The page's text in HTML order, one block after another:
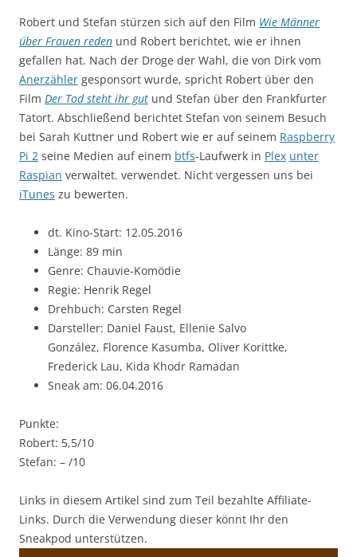
Robert und Stefan stürzen sich auf den Film Wie Männer
über Frauen reden und Robert berichtet, wie er ihnen
gefallen hat. Nach der Droge der Wahl, die von Dirk vom
Anerzähler gesponsort wurde, spricht Robert über den
Film Der Tod steht ihr gut und Stefan über den Frankfurter
Tatort. Abschließend berichtet Stefan von seinem Besuch
bei Sarah Kuttner und Robert wie er auf seinem Raspberry
Pi 2 seine Medien auf einem btfs-Laufwerk in Plex unter
Raspian verwaltet. verwendet. Nicht vergessen uns bei
iTunes zu bewerten.
dt. Kino-Start: 12.05.2016
Länge: 89 min
Genre: Chauvie-Komödie
Regie: Henrik Regel
Drehbuch: Carsten Regel
Darsteller: Daniel Faust, Ellenie Salvo
González, Florence Kasumba, Oliver Korittke,
Frederick Lau, Kida Khodr Ramadan
Sneak am: 06.04.2016
Punkte:
Robert: 5,5/10
Stefan: – /10
Links in diesem Artikel sind zum Teil bezahlte Affiliate-
Links. Durch die Verwendung dieser könnt Ihr den
Sneakpod unterstützen.